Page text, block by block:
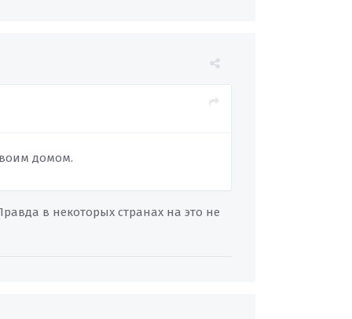
домом.
в некоторых странах на это не